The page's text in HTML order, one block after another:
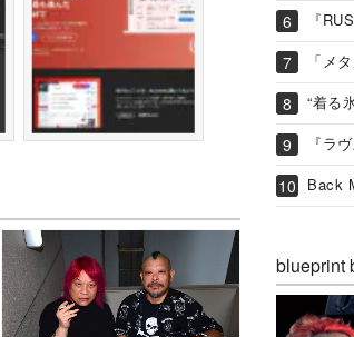
『
「メ
“着る
『ラ
Back
blueprint